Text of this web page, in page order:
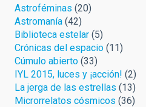
Astroféminas (20)
Astromanía (42)
Biblioteca estelar (5)
Crónicas del espacio (11)
Cúmulo abierto (33)
IYL 2015, luces y ¡acción! (2)
La jerga de las estrellas (13)
Microrrelatos cósmicos (36)